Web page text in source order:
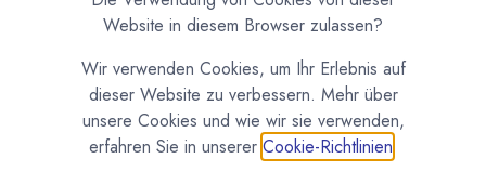
Website in diesem Browser zulassen?
Wir verwenden Cookies, um Ihr Erlebnis auf
dieser Website zu verbessern. Mehr über
unsere Cookies und wie wir sie verwenden,
erfahren Sie in unserer Cookie-Richtlinien